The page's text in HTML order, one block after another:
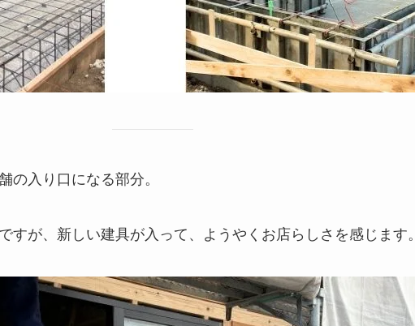
の入り口になる部分。
すが、新しい建具が入って、ようやくお店らしさを感じます。